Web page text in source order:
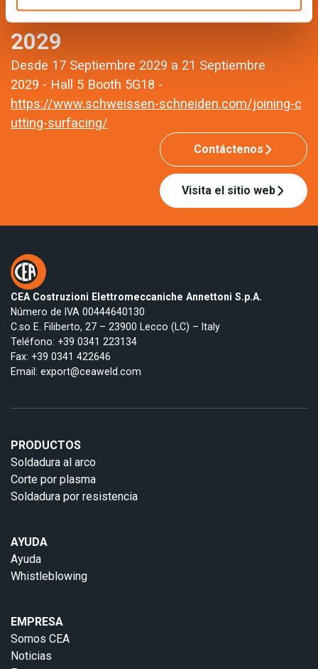
Schweissen & Schneiden
2029
Desde 17 Septiembre 2029 a 21 Septiembre
2029 - Hall 5 Booth 5G18 -
https://www.schweissen-schneiden.com/joining-c
utting-surfacing/
Contáctenos
Visita el sitio web
CEA Costruzioni Elettromeccaniche Annettoni S.p.A.
Número de IVA 00444640130
C.so E. Filiberto, 27 – 23900 Lecco (LC) – Italy
Teléfono: +39 0341 223134
Fax: +39 0341 422646
Email: export@ceaweld.com
PRODUCTOS
Soldadura al arco
Corte por plasma
Soldadura por resistencia
AYUDA
Ayuda
Whistleblowing
EMPRESA
Somos CEA
Noticias